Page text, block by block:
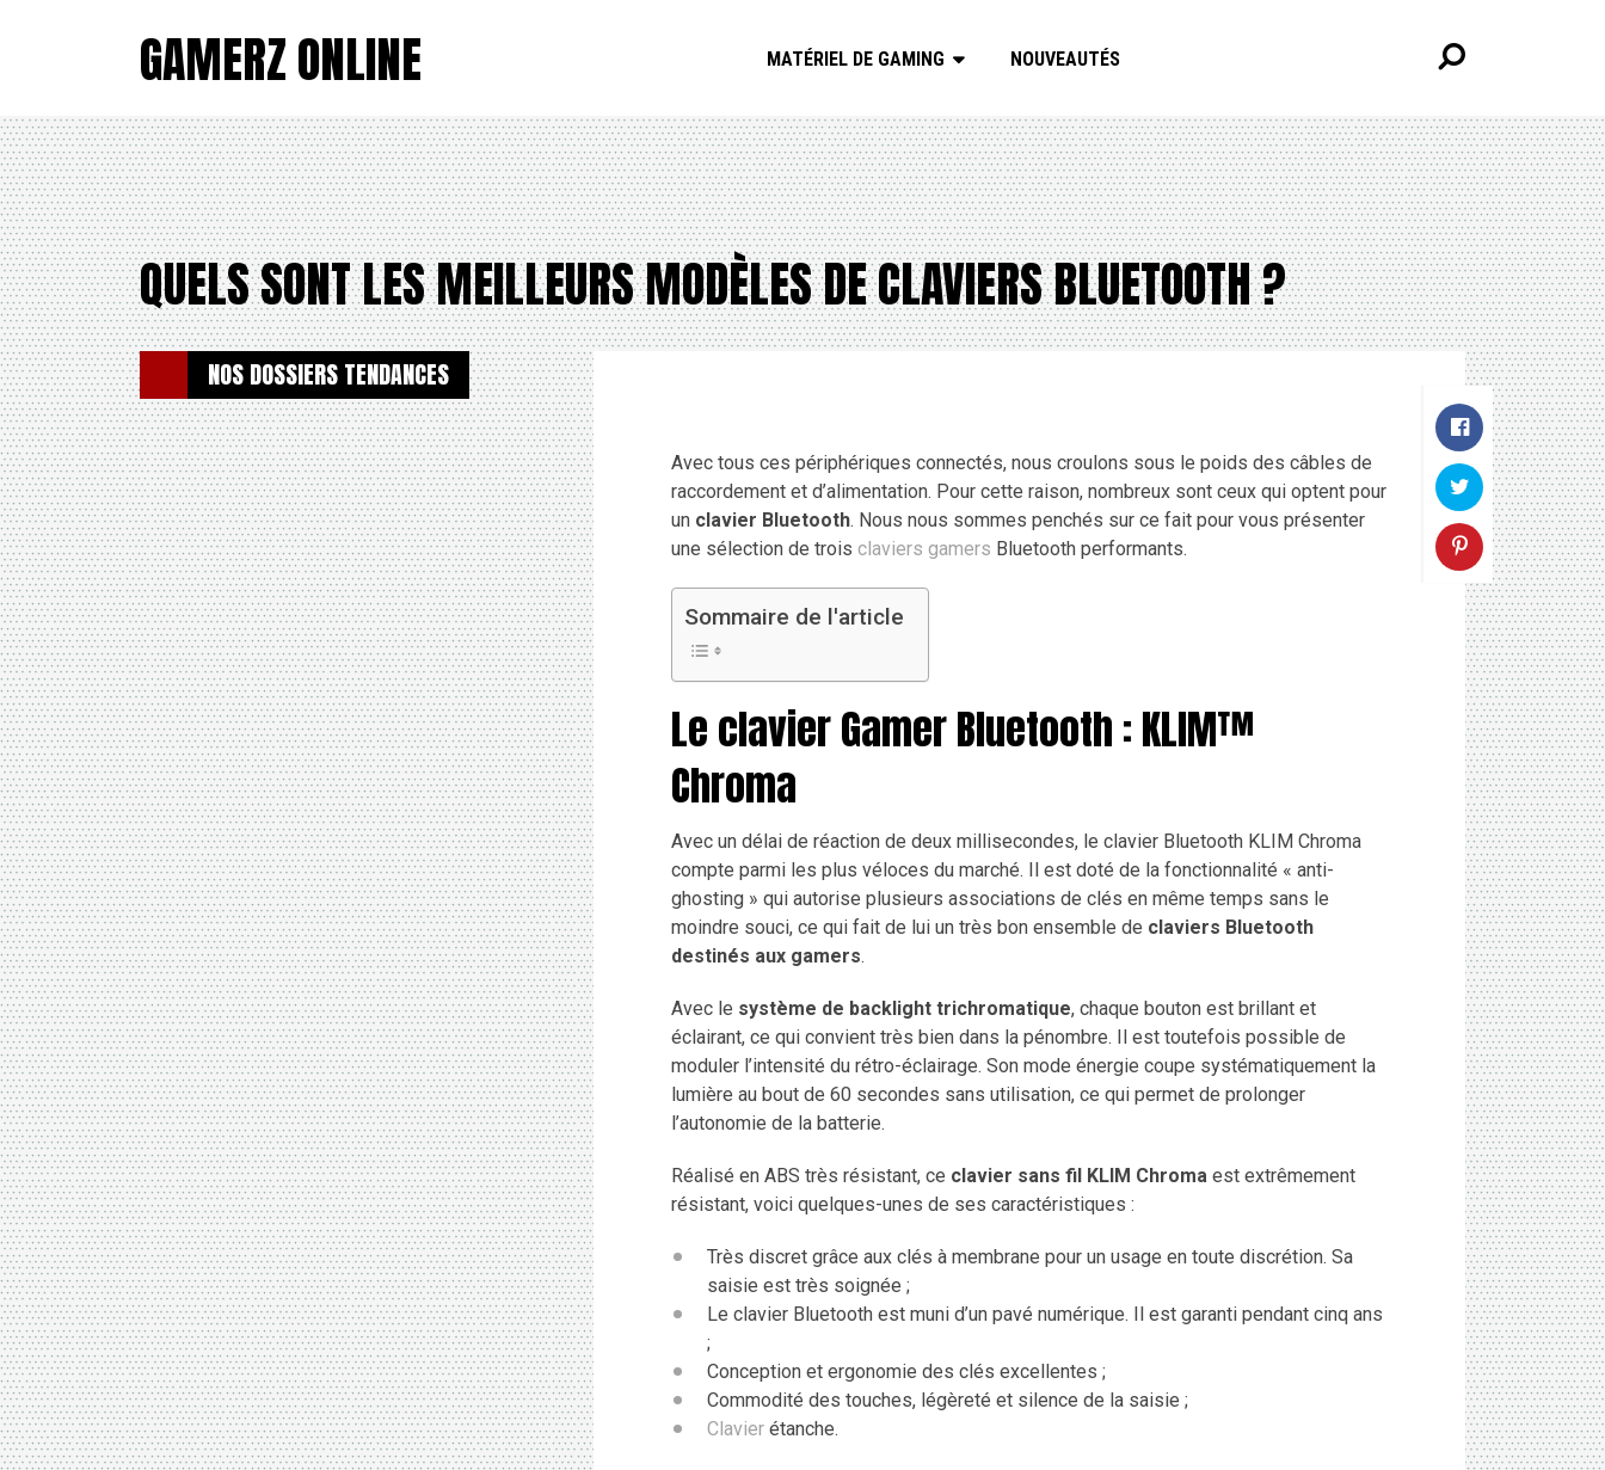
GAMERZ ONLINE MATÉRIEL DE GAMING NOUVEAUTÉS
QUELS SONT LES MEILLEURS MODÈLES DE CLAVIERS BLUETOOTH ?
Avec tous ces périphériques connectés, nous croulons sous le poids des câbles de
raccordement et d’alimentation. Pour cette raison, nombreux sont ceux qui optent pour
un clavier Bluetooth. Nous nous sommes penchés sur ce fait pour vous présenter
une sélection de trois claviers gamers Bluetooth performants.
Sommaire de l'article
Le clavier Gamer Bluetooth : KLIM™
Chroma
Avec un délai de réaction de deux millisecondes, le clavier Bluetooth KLIM Chroma
compte parmi les plus véloces du marché. Il est doté de la fonctionnalité « anti-
ghosting » qui autorise plusieurs associations de clés en même temps sans le
moindre souci, ce qui fait de lui un très bon ensemble de claviers Bluetooth
destinés aux gamers.
Avec le système de backlight trichromatique, chaque bouton est brillant et
éclairant, ce qui convient très bien dans la pénombre. Il est toutefois possible de
moduler l’intensité du rétro-éclairage. Son mode énergie coupe systématiquement la
lumière au bout de 60 secondes sans utilisation, ce qui permet de prolonger
l’autonomie de la batterie.
Réalisé en ABS très résistant, ce clavier sans fil KLIM Chroma est extrêmement
résistant, voici quelques-unes de ses caractéristiques :
Très discret grâce aux clés à membrane pour un usage en toute discrétion. Sa
saisie est très soignée ;
Le clavier Bluetooth est muni d’un pavé numérique. Il est garanti pendant cinq ans
;
Conception et ergonomie des clés excellentes ;
Commodité des touches, légèreté et silence de la saisie ;
Clavier étanche.
NOS DOSSIERS TENDANCES